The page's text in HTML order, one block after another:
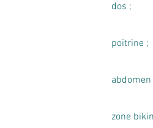
dos ;
poitrine ;
abdomen
zone